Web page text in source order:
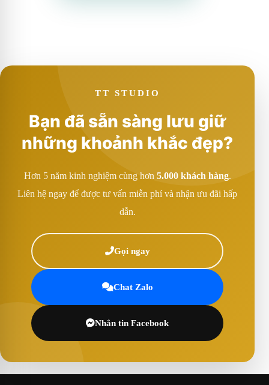
TT STUDIO
Bạn đã sẵn sàng lưu giữ
những khoảnh khắc đẹp?
Hơn 5 năm kinh nghiệm cùng hơn 5.000 khách hàng.
Liên hệ ngay để được tư vấn miễn phí và nhận ưu đãi hấp
dẫn.
Gọi ngay
Chat Zalo
Nhắn tin Facebook